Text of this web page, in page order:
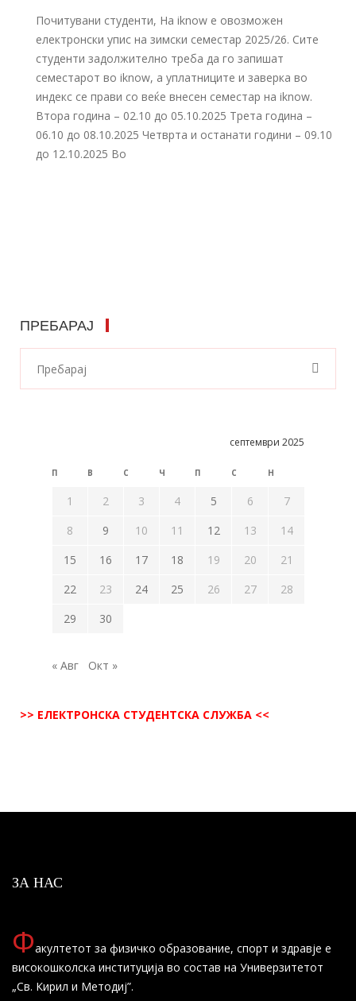
Почитувани студенти, На iknow е овозможен
електронски упис на зимски семестар 2025/26. Сите
студенти задолжително треба да го запишат
семестарот во iknow, а уплатниците и заверка во
индекс се прави со веќе внесен семестар на iknow.
Втора година – 02.10 до 05.10.2025 Трета година –
06.10 до 08.10.2025 Четврта и останати години – 09.10
до 12.10.2025 Во
ПРЕБАРАЈ
септември 2025
П В С Ч П С Н
1 2 3 4 5 6
7
8
9 10 11 12 13
14
15
16 17 18 19 20
21
22
23 24 25 26 27
28
29
30
« Авг Окт »
>> ЕЛЕКТРОНСКА СТУДЕНТСКА СЛУЖБА <<
ЗА НАС
Факултетот за физичко образование, спорт и здравје е
високошколска институција во состав на Универзитетот
„Св. Кирил и Методиј”.